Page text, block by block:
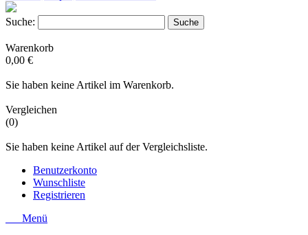
Suche: Suche
Warenkorb
0,00 €
Sie haben keine Artikel im Warenkorb.
Vergleichen
(0)
Sie haben keine Artikel auf der Vergleichsliste.
Benutzerkonto
Wunschliste
Registrieren
Menü